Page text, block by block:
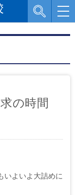
の時間
いよいよ大詰めに